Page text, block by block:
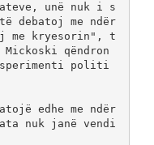
unë nuk i s
të debatoj me ndër
me kryesorin", t
qëndron
politi
edhe me ndër
nuk janë vendi